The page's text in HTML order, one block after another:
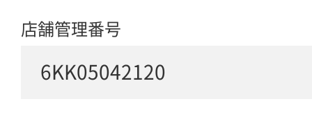
店舗管理番号
6KK05042120